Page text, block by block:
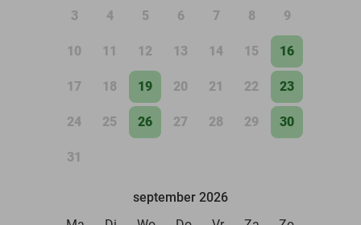
3 4 5 6 7 8 9
10 11 12 13 14 15 16
17 18 19 20 21 22 23
24 25 26 27 28 29 30
31
september 2026